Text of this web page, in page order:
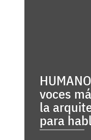
voces
la
para